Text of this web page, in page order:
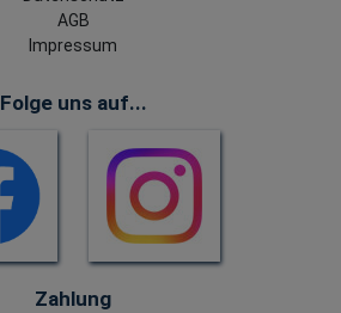
AGB
Impressum
Folge uns auf...
Zahlung